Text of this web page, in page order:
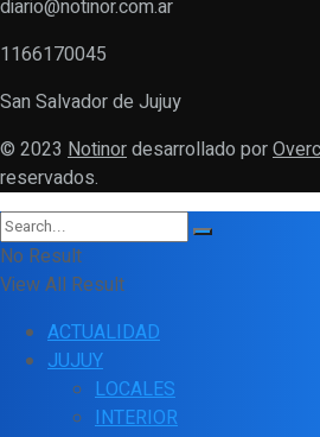
diario@notinor.com.ar
1166170045
San Salvador de Jujuy
© 2023 Notinordesarrollado por
reservados.
No Result
View All Result
ACTUALIDAD
JUJUY
LOCALES
INTERIOR